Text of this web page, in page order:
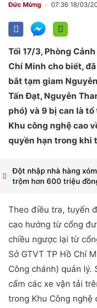
Đức Mừng 07:36 18/03/
Tối 17/3, Phòng
Chí Minh cho biết,
bắt tạm giam
Tấn Đạt, Nguyễn
phó) và 9 bị can là
Khu công nghệ cao
quyền hạn trong khi
Đột nhập nhà hàng xóm
trộm hơn 600 triệu
Theo điều tra, tuyến
cao hướng từ cổng
chiều ngược lại từ
Sở GTVT TP Hồ Chí
Công chánh) quản
cấm các xe vận tải
trong Khu Công nghệ